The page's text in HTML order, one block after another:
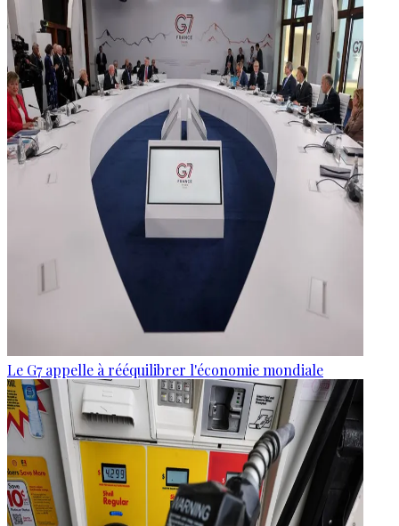
Le G7 appelle à rééquilibrer l'économie mondiale